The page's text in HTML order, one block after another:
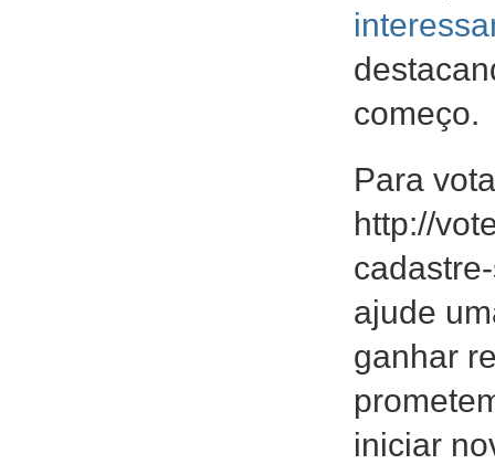
começo.
Para
http://
ajude
ganhar
iniciar